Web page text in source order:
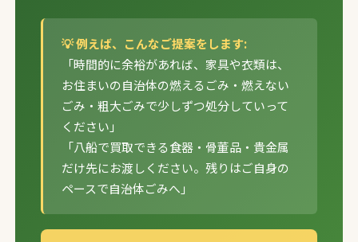
💡 例えば、こんなご提案をします:
「時間的に余裕があれば、家具や衣類は、
お住まいの自治体の燃えるごみ・燃えない
ごみ・粗大ごみで少しずつ処分していって
ください」
「八船で買取できる食器・骨董品・貴金属
だけ先にお渡しください。残りはご自身の
ペースで自治体ごみへ」